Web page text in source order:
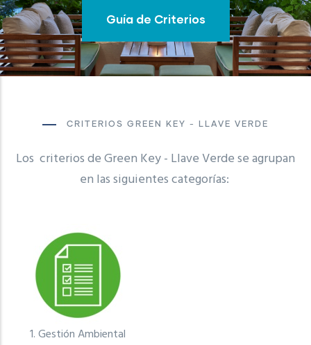
Guía de Criterios
CRITERIOS GREEN KEY - LLAVE VERDE
Los criterios de Green Key - Llave Verde se agrupan
en las siguientes categorías:
1.Gestión Ambiental